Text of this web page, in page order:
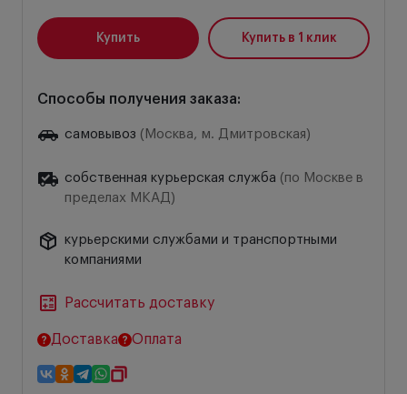
Купить Купить в 1 клик
Способы получения заказа:
самовывоз (Москва, м. Дмитровская)
собственная курьерская служба (по Москве в
пределах МКАД)
курьерскими службами и транспортными
компаниями
Рассчитать доставку
Доставка Оплата